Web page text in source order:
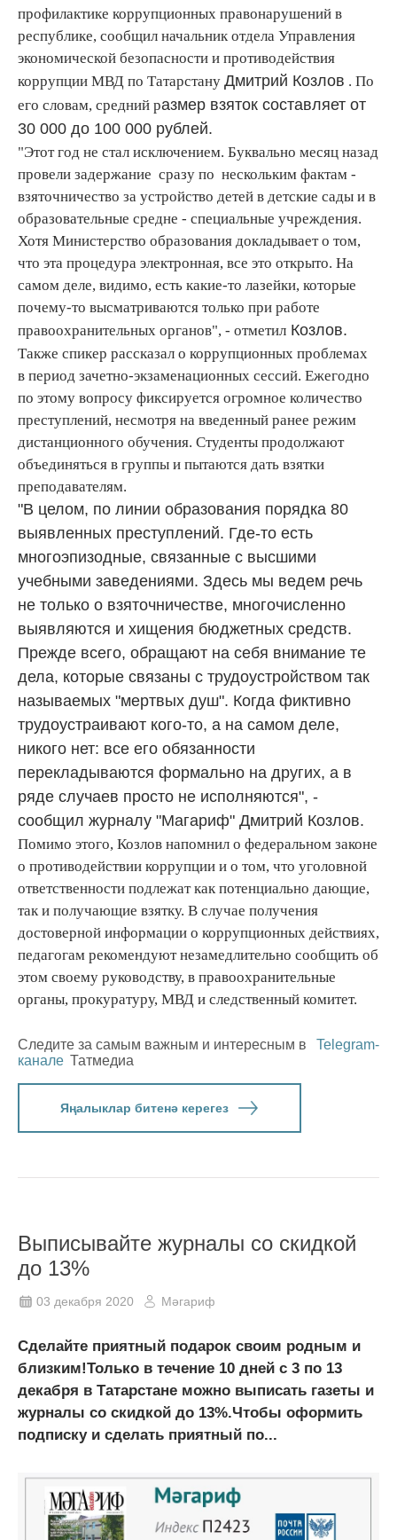
профилактике коррупционных правонарушений в
республике, сообщил начальник отдела Управления
экономической безопасности и противодействия
коррупции МВД по Татарстану Дмитрий Козлов . По
его словам, средний размер взяток составляет от
30 000 до 100 000 рублей.
"Этот год не стал исключением. Буквально месяц назад
провели задержание сразу по нескольким фактам -
взяточничество за устройство детей в детские сады и в
образовательные средне - специальные учреждения.
Хотя Министерство образования докладывает о том,
что эта процедура электронная, все это открыто. На
самом деле, видимо, есть какие-то лазейки, которые
почему-то высматриваются только при работе
правоохранительных органов", - отметил Козлов.
Также спикер рассказал о коррупционных проблемах
в период зачетно-экзаменационных сессий. Ежегодно
по этому вопросу фиксируется огромное количество
преступлений, несмотря на введенный ранее режим
дистанционного обучения. Студенты продолжают
объединяться в группы и пытаются дать взятки
преподавателям.
"В целом, по линии образования порядка 80
выявленных преступлений. Где-то есть
многоэпизодные, связанные с высшими
учебными заведениями. Здесь мы ведем речь
не только о взяточничестве, многочисленно
выявляются и хищения бюджетных средств.
Прежде всего, обращают на себя внимание те
дела, которые связаны с трудоустройством так
называемых "мертвых душ". Когда фиктивно
трудоустраивают кого-то, а на самом деле,
никого нет: все его обязанности
перекладываются формально на других, а в
ряде случаев просто не исполняются", -
сообщил журналу "Магариф" Дмитрий Козлов.
Помимо этого, Козлов напомнил о федеральном законе
о противодействии коррупции и о том, что уголовной
ответственности подлежат как потенциально дающие,
так и получающие взятку. В случае получения
достоверной информации о коррупционных действиях,
педагогам рекомендуют незамедлительно сообщить об
этом своему руководству, в правоохранительные
органы, прокуратуру, МВД и следственный комитет.
Следите за самым важным и интересным в
Telegram-
канале Татмедиа
Яңалыклар битенә керегез
Выписывайте журналы со скидкой
до 13%
03 декабря 2020 Мәгариф
Сделайте приятный подарок своим родным и
близким!Только в течение 10 дней с 3 по 13
декабря в Татарстане можно выписать газеты и
журналы со скидкой до 13%.Чтобы оформить
подписку и сделать приятный по...